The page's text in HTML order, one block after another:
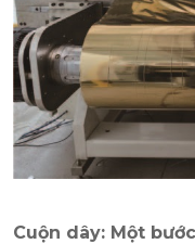
Cuộn dây: Một